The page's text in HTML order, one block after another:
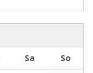
Sa
So